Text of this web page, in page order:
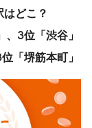
どこ？
3位「渋谷」
「堺筋本町」